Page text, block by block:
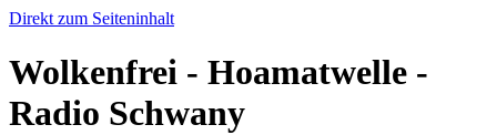
Direkt zum Seiteninhalt
Wolkenfrei - Hoamatwelle -
Radio Schwany